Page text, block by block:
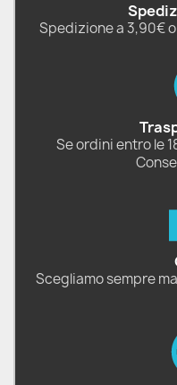
Spedizione a 3,90€
Se ordini entro le
Scegliamo sempre